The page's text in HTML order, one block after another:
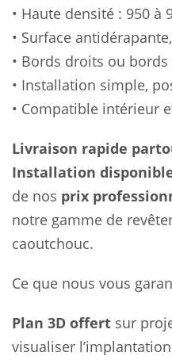
• Haute densité : 950 à
• Surface
• Bords droits ou
• Installation simple,
• Compatible intérieur
Livraison rapide
Installation
de nos prix
notre gamme de
caoutchouc.
Ce que nous vous
Plan 3D offert sur
visualiser